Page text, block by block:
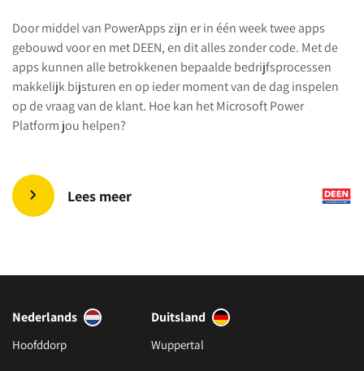
Door middel van PowerApps zijn er in één week twee apps
gebouwd voor en met DEEN, en dit alles zonder code. Met de
apps kunnen alle betrokkenen bepaalde bedrijfsprocessen
makkelijk bijsturen en op ieder moment van de dag inspelen
op de vraag van de klant. Hoe kan het Microsoft Power
Platform jou helpen?
Lees meer
Nederlands
Hoofddorp
Duitsland
Wuppertal